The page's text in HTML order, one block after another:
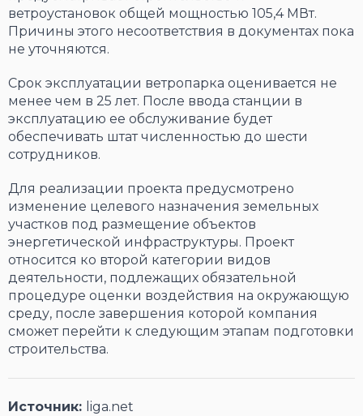
ветроустановок общей мощностью 105,4 МВт.
Причины этого несоответствия в документах пока
не уточняются.
Срок эксплуатации ветропарка оценивается не
менее чем в 25 лет. После ввода станции в
эксплуатацию ее обслуживание будет
обеспечивать штат численностью до шести
сотрудников.
Для реализации проекта предусмотрено
изменение целевого назначения земельных
участков под размещение объектов
энергетической инфраструктуры. Проект
относится ко второй категории видов
деятельности, подлежащих обязательной
процедуре оценки воздействия на окружающую
среду, после завершения которой компания
сможет перейти к следующим этапам подготовки
строительства.
Источник: liga.net